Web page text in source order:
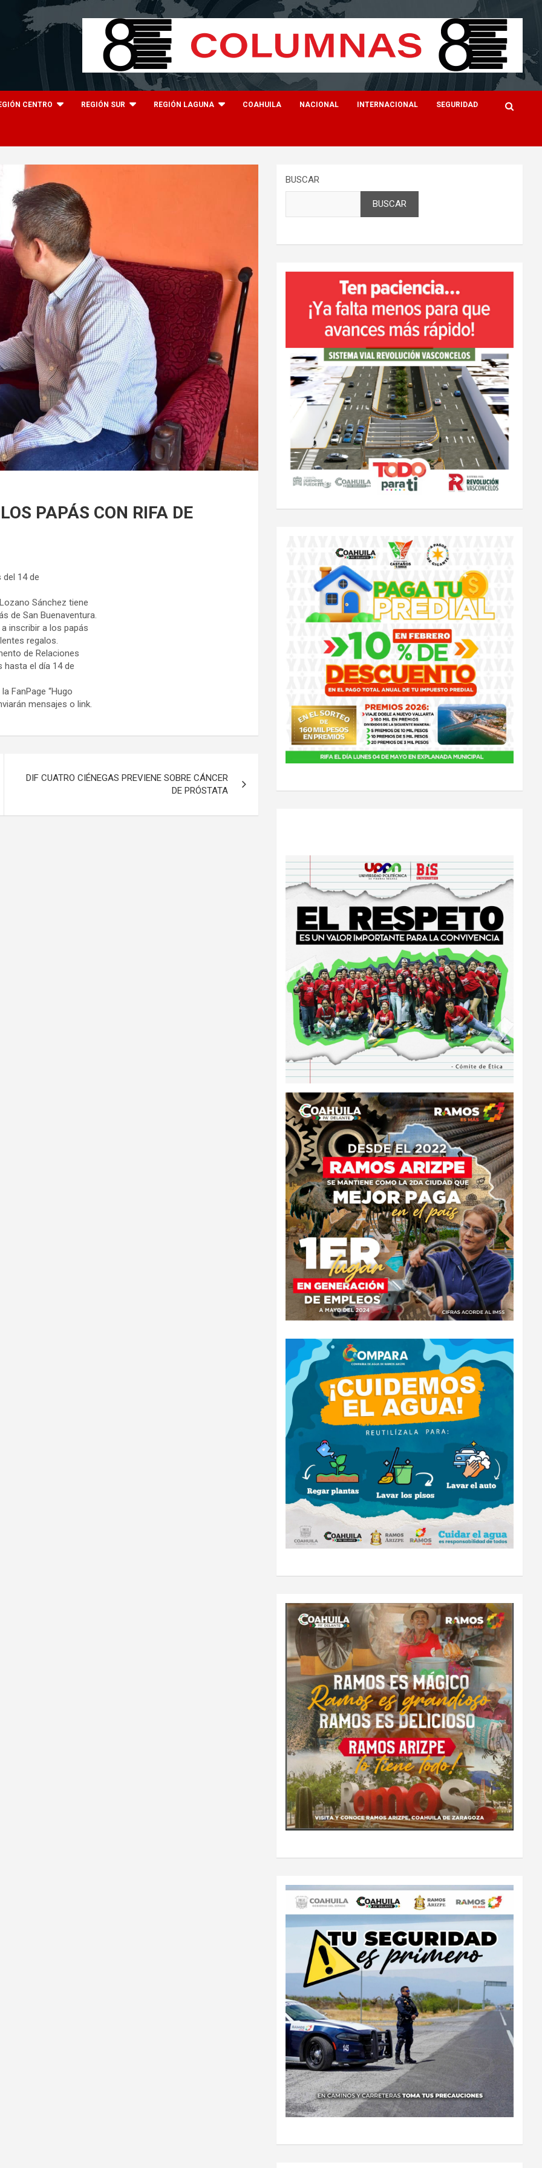
CENTRO REGIÓN SUR REGIÓN LAGUNA COAHUILA NACIONAL INTERNACIONAL SEGURIDAD
PAPÁS CON RIFA DE
14 de
Sánchez tiene
de San Buenaventura.
inscribir a los papás
regalos.
de Relaciones
hasta el día 14 de
FanPage “Hugo
mensajes o link.
DIF CUATRO CIÉNEGAS PREVIENE SOBRE CÁNCER
DE PRÓSTATA
BUSCAR
BUSCAR